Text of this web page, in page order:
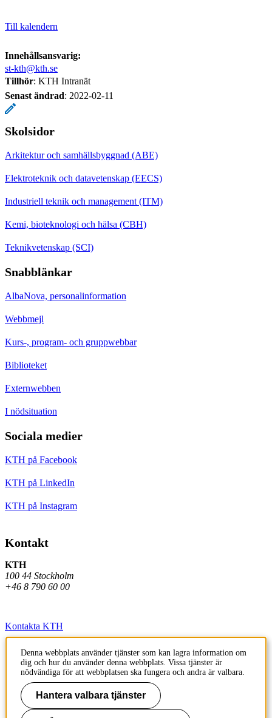
Till kalendern
Innehållsansvarig:
st-kth@kth.se
Tillhör: KTH Intranät
Senast ändrad: 2022-02-11
Skolsidor
Arkitektur och samhällsbyggnad (ABE)
Elektroteknik och datavetenskap (EECS)
Industriell teknik och management (ITM)
Kemi, bioteknologi och hälsa (CBH)
Teknikvetenskap (SCI)
Snabblänkar
AlbaNova, personalinformation
Webbmejl
Kurs-, program- och gruppwebbar
Biblioteket
Externwebben
I nödsituation
Sociala medier
KTH på Facebook
KTH på LinkedIn
KTH på Instagram
Kontakt
KTH
100 44 Stockholm
+46 8 790 60 00
Kontakta KTH
Jobba på KTH
Press och media
Faktura och betalning KTH
Denna webbplats använder tjänster som kan lagra information om
dig och hur du använder denna webbplats. Vissa tjänster är
nödvändiga för att webbplatsen ska fungera och andra är valbara.
Hantera valbara tjänster